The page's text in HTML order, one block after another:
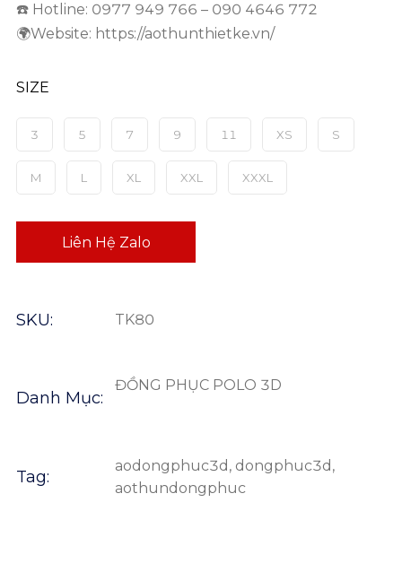
☎️ Hotline: 0977 949 766 – 090 4646 772
🌍Website: https://aothunthietke.vn/
Liên Hệ Zalo
SKU: TK80
Danh Mục:
ĐỒNG PHỤC POLO 3D
Tag:
aodongphuc3d , dongphuc3d ,
aothundongphuc
3 5 7 9 11 XS S
M L XL XXL XXXL
SIZE